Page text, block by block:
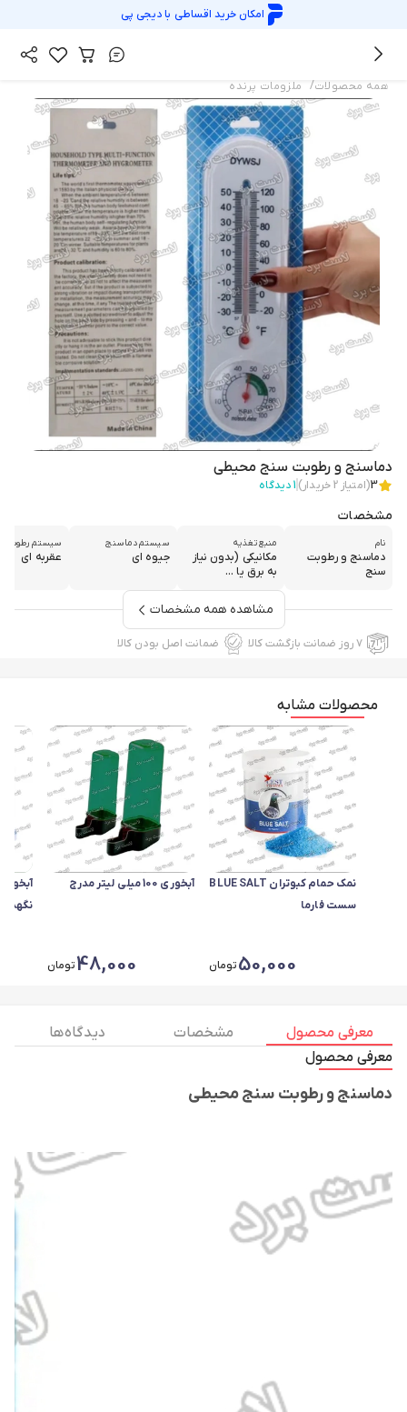
امکان خرید اقساطی بادیجی پی
همه محصولات/ ملزومات پرنده
دماسنج و رطوبت سنج محیطی
3(امتیاز 2خریدار) 1دیدگاه
مشخصات
نام
دماسنج و رطوبت
سنج
منبع تغذیه
مکانیکی (بدون نیاز
به برق یا ...
سیستم دماسنج
جیوه ای
سیستم رطوبت
عقربه ای
مشاهده همه مشخصات
۷ روز ضمانت بازگشت کالا ضمانت اصل بودن کالا
محصولات مشابه
نمک حمام کبوتران BLUE SALT
سست فارما
50,000تومان
آبخوری 100 میلی لیتر مدرج
48,000تومان
معرفی محصول مشخصات
دیدگاه ها
معرفی محصول
دماسنج و رطوبت سنج محیطی